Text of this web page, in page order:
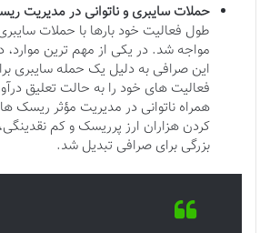
حملات سایبری و ناتوانی در مدیریت
طول فعالیت خود بارها با حملات
این صرافی به دلیل یک حمله سایبری
فعالیت های خود را به حالت تعلیق
همراه ناتوانی در مدیریت مؤثر ریسک
کردن هزاران ارز پرریسک و کم
بزرگی برای صرافی تبدیل شد.